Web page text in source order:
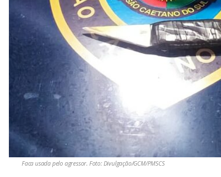
Faca usada pelo agressor. Foto: Divulgação/GCM/PMSCS